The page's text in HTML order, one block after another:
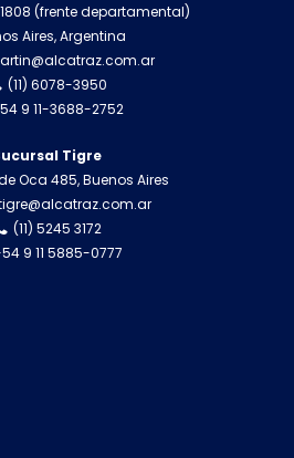
(frente departamental)
Aires, Argentina
(11) 6078-3950
9 11-3688-2752
Tigre
Oca 485, Buenos Aires
(11) 5245 3172
9 11 5885-0777